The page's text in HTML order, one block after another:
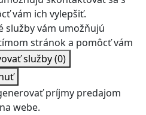
vám ich vylepšiť.
služby vám umožňujú
stránok a pomôcť vám
služby(0)
príjmy predajom
webe.